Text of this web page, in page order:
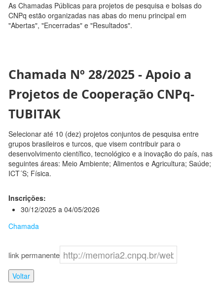
As Chamadas Públicas para projetos de pesquisa e bolsas do
CNPq estão organizadas nas abas do menu principal em
"Abertas", "Encerradas" e "Resultados".
Chamada Nº 28/2025 - Apoio a
Projetos de Cooperação CNPq-
TUBITAK
Selecionar até 10 (dez) projetos conjuntos de pesquisa entre
grupos brasileiros e turcos, que visem contribuir para o
desenvolvimento científico, tecnológico e a inovação do país, nas
seguintes áreas: Meio Ambiente; Alimentos e Agricultura; Saúde;
ICT´S; Física.
Inscrições:
30/12/2025 a 04/05/2026
Chamada
link permanente
Voltar